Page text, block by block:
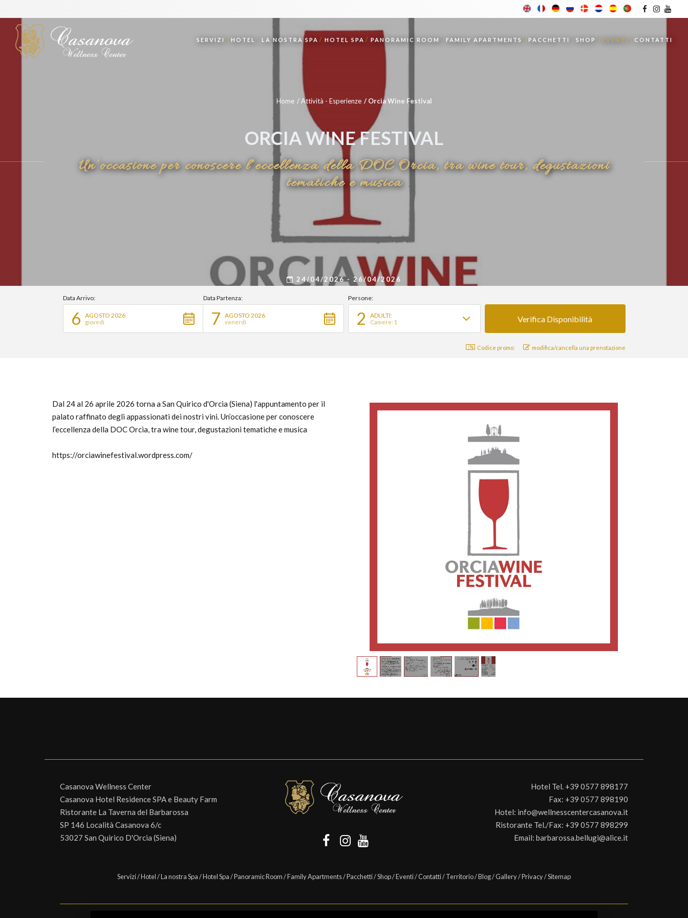
SERVIZI HOTEL LA NOSTRA SPA HOTEL SPA PANORAMIC ROOM FAMILY APARTMENTS PACCHETTI SHOP EVENTI CONTATTI
Home Attività - Esperienze Orcia Wine Festival
ORCIA WINE FESTIVAL
Un’occasione per conoscere l’eccellenza della DOC Orcia, tra wine tour, degustazioni
tematiche e musica
24/04/2026 - 26/04/2026
Data Arrivo:
6 AGOSTO 2026
giovedì
Data Partenza:
7 AGOSTO 2026
venerdì
Persone:
2 ADULTI:
Camere: 1
Codice promo: modifica/cancella una prenotazione
Dal 24 al 26 aprile 2026 torna a San Quirico d'Orcia (Siena) l'appuntamento per il
palato raffinato degli appassionati dei nostri vini. Un’occasione per conoscere
l’eccellenza della DOC Orcia, tra wine tour, degustazioni tematiche e musica
https://orciawinefestival.wordpress.com/
Casanova Wellness Center
Casanova Hotel Residence SPA e Beauty Farm
Ristorante La Taverna del Barbarossa
SP 146 Località Casanova 6/c
53027 San Quirico D'Orcia (Siena)
Hotel Tel. +39 0577 898177
Fax: +39 0577 898190
Hotel: info@wellnesscentercasanova.it
Ristorante Tel./Fax: +39 0577 898299
Email: barbarossa.bellugi@alice.it
Servizi/Hotel/La nostra Spa/Hotel Spa/Panoramic Room/Family Apartments/Pacchetti/Shop/Eventi/Contatti/Territorio/Blog/Gallery/Privacy/Sitemap